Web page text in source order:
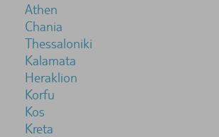
Athen
Chania
Thessaloniki
Kalamata
Heraklion
Korfu
Kos
Kreta